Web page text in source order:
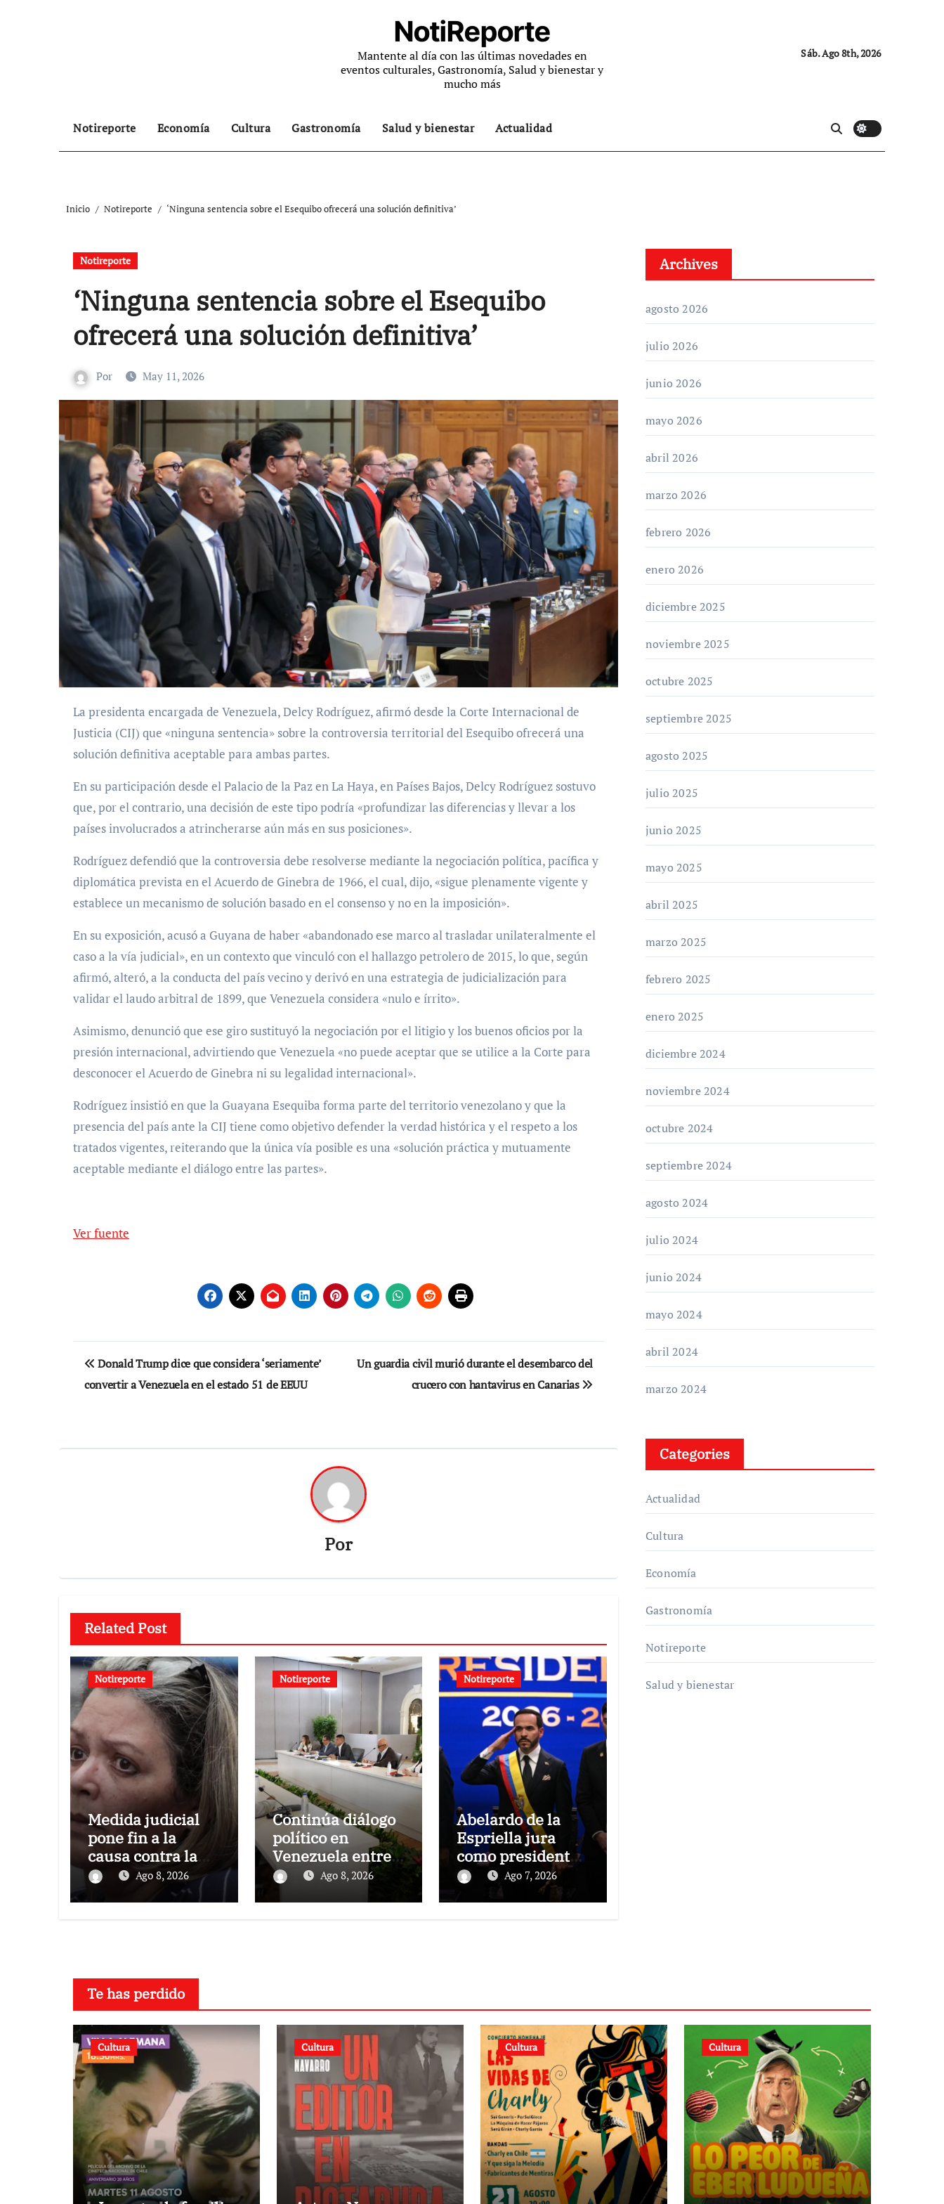
NotiReporte
Mantente al día con las últimas novedades en
eventos culturales, Gastronomía, Salud y bienestar y
mucho más
Sáb. Ago 8th, 2026
Notireporte Economía Cultura Gastronomía Salud y bienestar Actualidad
Inicio Notireporte ‘Ninguna sentencia sobre el Esequibo ofrecerá una solución definitiva’
Notireporte
‘Ninguna sentencia sobre el Esequibo
ofrecerá una solución definitiva’
Por May 11, 2026
La presidenta encargada de Venezuela, Delcy Rodríguez, afirmó desde la Corte Internacional de
Justicia (CIJ) que «ninguna sentencia» sobre la controversia territorial del Esequibo ofrecerá una
solución definitiva aceptable para ambas partes.
En su participación desde el Palacio de la Paz en La Haya, en Países Bajos, Delcy Rodríguez sostuvo
que, por el contrario, una decisión de este tipo podría «profundizar las diferencias y llevar a los
países involucrados a atrincherarse aún más en sus posiciones».
Rodríguez defendió que la controversia debe resolverse mediante la negociación política, pacífica y
diplomática prevista en el Acuerdo de Ginebra de 1966, el cual, dijo, «sigue plenamente vigente y
establece un mecanismo de solución basado en el consenso y no en la imposición».
En su exposición, acusó a Guyana de haber «abandonado ese marco al trasladar unilateralmente el
caso a la vía judicial», en un contexto que vinculó con el hallazgo petrolero de 2015, lo que, según
afirmó, alteró, a la conducta del país vecino y derivó en una estrategia de judicialización para
validar el laudo arbitral de 1899, que Venezuela considera «nulo e írrito».
Asimismo, denunció que ese giro sustituyó la negociación por el litigio y los buenos oficios por la
presión internacional, advirtiendo que Venezuela «no puede aceptar que se utilice a la Corte para
desconocer el Acuerdo de Ginebra ni su legalidad internacional».
Rodríguez insistió en que la Guayana Esequiba forma parte del territorio venezolano y que la
presencia del país ante la CIJ tiene como objetivo defender la verdad histórica y el respeto a los
tratados vigentes, reiterando que la única vía posible es una «solución práctica y mutuamente
aceptable mediante el diálogo entre las partes».
Ver fuente
Navegación
de
Donald Trump dice que considera ‘seriamente’
convertir a Venezuela en el estado 51 de EEUU
Un guardia civil murió durante el desembarco del
crucero con hantavirus en Canarias
Por
Related Post
Notireporte
Medida judicial
pone fin a la
causa contra la
exjuex Afiuni
Ago 8, 2026
Notireporte
Continúa diálogo
político en
Venezuela entre
el gobierno y la
Ago 8, 2026
Notireporte
Abelardo de la
Espriella jura
como presidente
de Colombia para
el periodo 2026-
Ago 7, 2026
Archives
agosto 2026
julio 2026
junio 2026
mayo 2026
abril 2026
marzo 2026
febrero 2026
enero 2026
diciembre 2025
noviembre 2025
octubre 2025
septiembre 2025
agosto 2025
julio 2025
junio 2025
mayo 2025
abril 2025
marzo 2025
febrero 2025
enero 2025
diciembre 2024
noviembre 2024
octubre 2024
septiembre 2024
agosto 2024
julio 2024
junio 2024
mayo 2024
abril 2024
marzo 2024
Categories
Actualidad
Cultura
Economía
Gastronomía
Notireporte
Salud y bienestar
Te has perdido
Cultura Cultura Cultura Cultura